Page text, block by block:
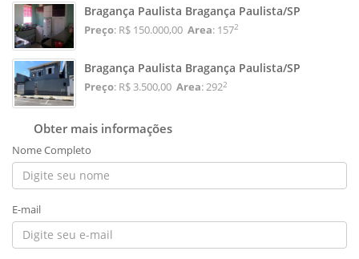
Bragança Paulista Bragança Paulista/SP
Preço: R$ 150.000,00 Area: 1572
Bragança Paulista Bragança Paulista/SP
Preço: R$ 3.500,00 Area: 2922
Obter mais informações
Nome Completo
E-mail